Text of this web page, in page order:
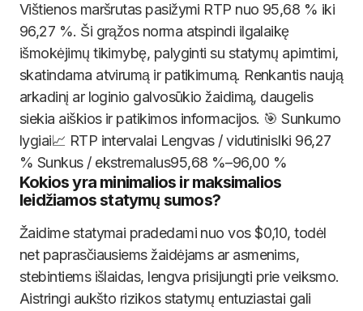
Vištienos maršrutas pasižymi RTP nuo 95,68 % iki
96,27 %. Ši grąžos norma atspindi ilgalaikę
išmokėjimų tikimybę, palyginti su statymų apimtimi,
skatindama atvirumą ir patikimumą. Renkantis naują
arkadinį ar loginio galvosūkio žaidimą, daugelis
siekia aiškios ir patikimos informacijos. 🎯 Sunkumo
lygiai📈 RTP intervalai Lengvas / vidutinisIki 96,27
% Sunkus / ekstremalus95,68 %–96,00 %
Kokios yra minimalios ir maksimalios
leidžiamos statymų sumos?
Žaidime statymai pradedami nuo vos $0,10, todėl
net paprasčiausiems žaidėjams ar asmenims,
stebintiems išlaidas, lengva prisijungti prie veiksmo.
Aistringi aukšto rizikos statymų entuziastai gali